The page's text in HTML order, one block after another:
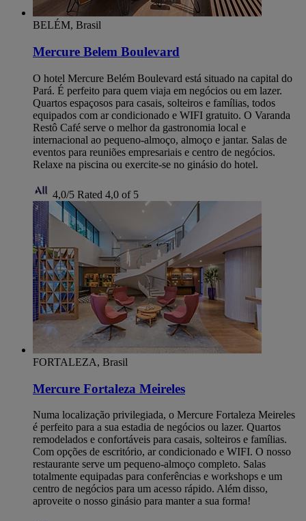
BELÉM, Brasil
Mercure Belem Boulevard
O hotel Mercure Belém Boulevard está situado na capital do
Pará. É perfeito para quem viaja em negócios ou em lazer.
Quartos espaçosos para casais, solteiros e famílias, todos
equipados com ar condicionado e WIFI gratuito. O Varanda
Restô Café serve o melhor da gastronomia local e
internacional ao pequeno-almoço, almoço e jantar. Salas de
eventos para reuniões empresariais e centro de negócios.
Relaxe na piscina ou exercite-se no ginásio do hotel.
4,0/5 Rated 4,0 of 5
FORTALEZA, Brasil
Mercure Fortaleza Meireles
Numa localização privilegiada, o Mercure Fortaleza Meireles
é perfeito para a sua estadia de negócios ou lazer. Quartos
remodelados e confortáveis para casais, solteiros e famílias.
Com opções de escritório, ar condicionado e WIFI. O nosso
restaurante serve um pequeno-almoço completo. Salas
totalmente equipadas para conferências e workshops e um
centro de negócios para um acesso rápido. Além disso,
aproveite o nosso ginásio para manter a sua forma!